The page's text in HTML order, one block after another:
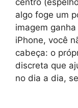
centro
algo foge um
imagem
iPhone, você
cabeça: o
discreta que
no dia a dia,